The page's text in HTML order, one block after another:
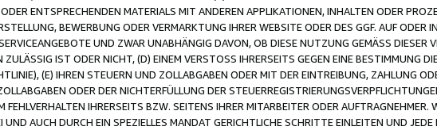
ENTSPRECHENDEN MATERIALS MIT ANDEREN APPLIKATIONEN, INHALTEN ODER
BEWERBUNG ODER VERMARKTUNG IHRER WEBSITE ODER DES GGF. AUF ODER
UND ZWAR UNABHÄNGIG DAVON, OB DIESE NUTZUNG GEMÄSS DIESER
IST ODER NICHT, (D) EINEM VERSTOSS IHRERSEITS GEGEN EINE BESTIMMUNG
(E) IHREN STEUERN UND ZOLLABGABEN ODER MIT DER EINTREIBUNG, ZAHLUNG
ODER DER NICHTERFÜLLUNG DER
FEHLVERHALTEN IHRERSEITS BZW. SEITENS IHRER MITARBEITER ODER
UND AUCH DURCH EIN SPEZIELLES MANDAT GERICHTLICHE SCHRITTE EINLEITEN UND